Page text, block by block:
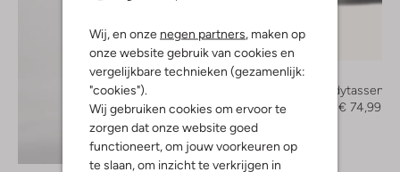
Wij, en onze negen partners , maken op
onze website gebruik van cookies en
vergelijkbare technieken (gezamenlijk:
"cookies").
Wij gebruiken cookies om ervoor te
zorgen dat onze website goed
functioneert, om jouw voorkeuren op
te slaan, om inzicht te verkrijgen in
Ontdek de look
-50%
Núnoo
Crossbodytassen
€ 149,95
€ 74,99